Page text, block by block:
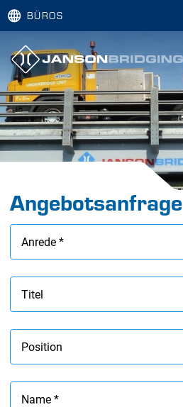
BÜROS
Angebotsanfrage
Anrede *
Titel
Position
Name *